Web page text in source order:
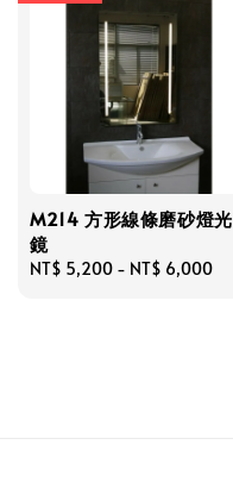
M214 方形線條磨砂燈光
鏡
Regular
NT$ 5,200 - NT$ 6,000